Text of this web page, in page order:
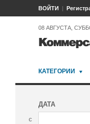
ВОЙТИ
08 АВГУСТА,
КАТЕГОРИИ
ДАТА
с